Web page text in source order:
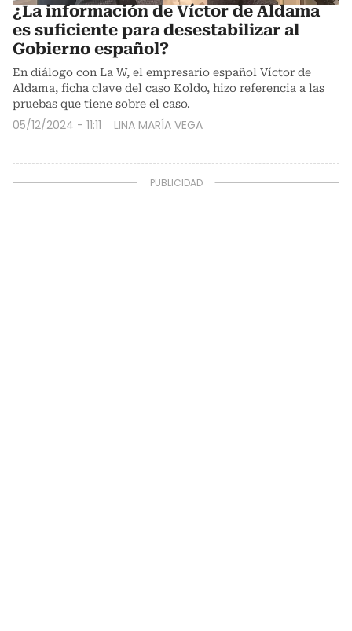
¿La información de Víctor de Aldama
es suficiente para desestabilizar al
Gobierno español?
En diálogo con La W, el empresario español Víctor de
Aldama, ficha clave del caso Koldo, hizo referencia a las
pruebas que tiene sobre el caso.
05/12/2024 - 11:11 LINA MARÍA VEGA